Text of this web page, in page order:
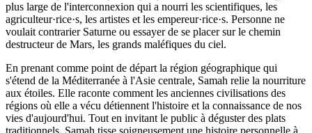
plus large de l'interconnexion qui a nourri les scientifiques, les
agriculteur·rice·s, les artistes et les empereur·rice·s. Personne ne
voulait contrarier Saturne ou essayer de se placer sur le chemin
destructeur de Mars, les grands maléfiques du ciel.
En prenant comme point de départ la région géographique qui
s'étend de la Méditerranée à l'Asie centrale, Samah relie la nourriture
aux étoiles. Elle raconte comment les anciennes civilisations des
régions où elle a vécu détiennent l'histoire et la connaissance de nos
vies d'aujourd'hui. Tout en invitant le public à déguster des plats
traditionnels, Samah tisse soigneusement une histoire personnelle à